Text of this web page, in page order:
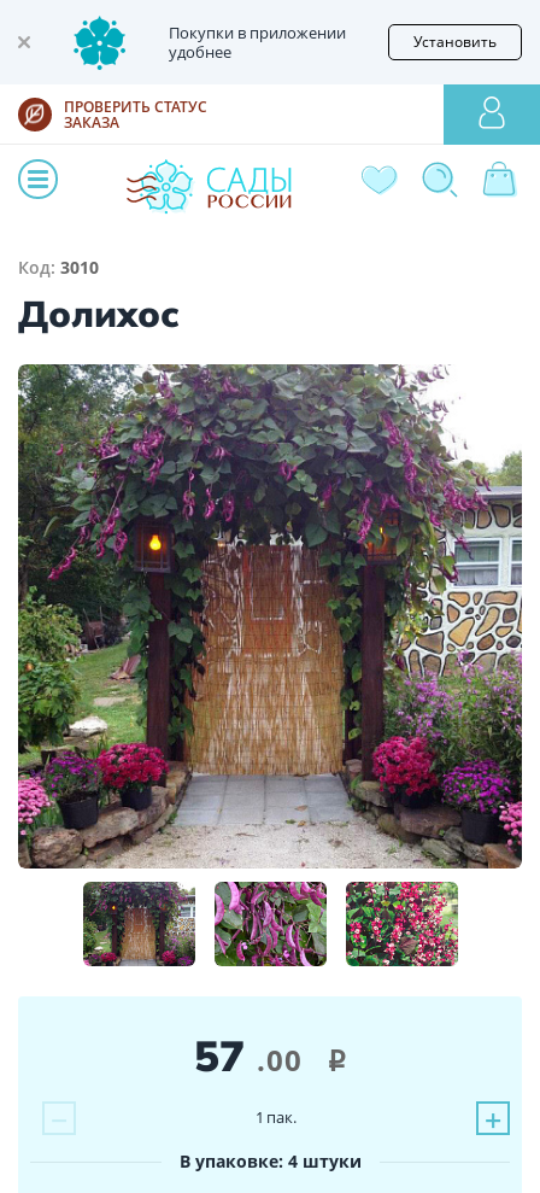
Покупки в приложении
удобнее
Установить
ПРОВЕРИТЬ СТАТУС
ЗАКАЗА
Код: 3010
Долихос
57 .00 i
− +
1 пак.
В упаковке: 4 штуки